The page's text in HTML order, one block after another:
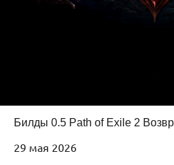
Билды 0.5 Path of Exile 2
29 мая 2026